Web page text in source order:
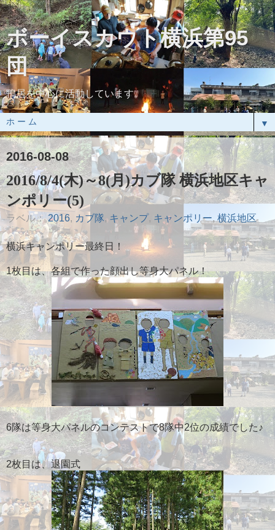
ボーイスカウト横浜第95
団
鴨居を中心に活動しています。
▼
2016-08-08
2016/8/4(木)～8(月)カブ隊 横浜地区キャ
ンポリー(5)
ラベル：2016, カブ隊,キャンプ, キャンポリー, 横浜地区
横浜キャンポリー最終日！
1枚目は、各組で作った顔出し等身大パネル！
6隊は等身大パネルのコンテストで8隊中2位の成績でした♪
2枚目は、退園式